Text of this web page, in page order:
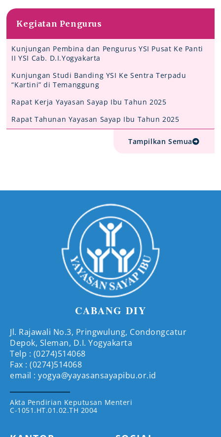
Kegiatan Pengurus
Kunjungan Pembina dan Pengurus YSI Pusat Ke Panti
II YSI Cab. D.I.Yogyakarta
Kunjungan Studi Banding YSI Ke Sentra Terpadu
“Kartini” di Temanggung
Rapat Kerja Yayasan Sayap Ibu Tahun 2025
Rapat Tahunan Yayasan Sayap Ibu Tahun 2025
Tampilkan Semua
CABANG DIY
Jl. Rajawali No.3, Pringwulung, Condongcatur
Depok, Sleman, D.I. Yogyakarta
Telp : (0274)514068
Fax : (0274)514068
email : yogya@yayasansayapibu.or.id
Akta Pendirian Keputusan Menteri
C-1051.HT.01.02.TH 2004